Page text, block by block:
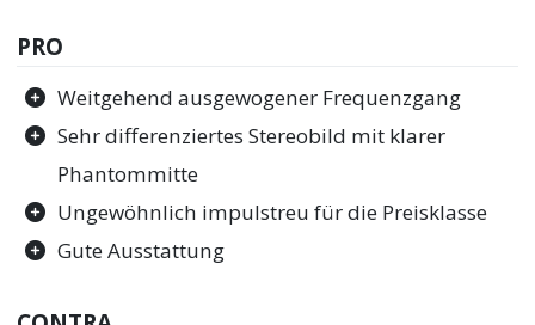
PRO
Weitgehend ausgewogener Frequenzgang
Sehr differenziertes Stereobild mit klarer
Phantommitte
Ungewöhnlich impulstreu für die Preisklasse
Gute Ausstattung